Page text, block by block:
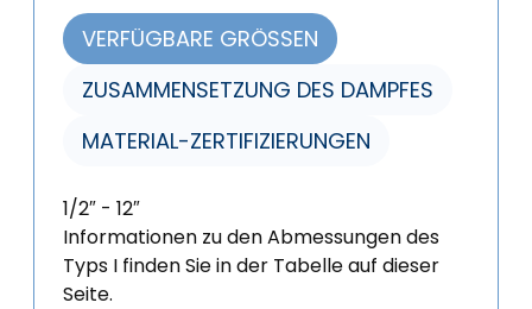
VERFÜGBARE GRÖSSEN
ZUSAMMENSETZUNG DES DAMPFES
MATERIAL-ZERTIFIZIERUNGEN
1/2″ - 12″
Informationen zu den Abmessungen des
Typs I finden Sie in der Tabelle auf dieser
Seite.